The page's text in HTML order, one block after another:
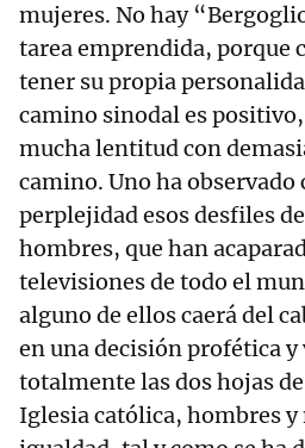
mujeres. No hay
tarea emprendida, porque
tener su propia
camino sinodal es
mucha lentitud con
camino. Uno ha observado
perplejidad esos desfiles
hombres, que han
televisiones de todo el
alguno de ellos caerá del
en una decisión profética
totalmente las dos hojas
Iglesia católica, hombres y